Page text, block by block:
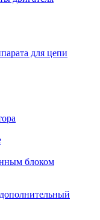
для цепи
блоком